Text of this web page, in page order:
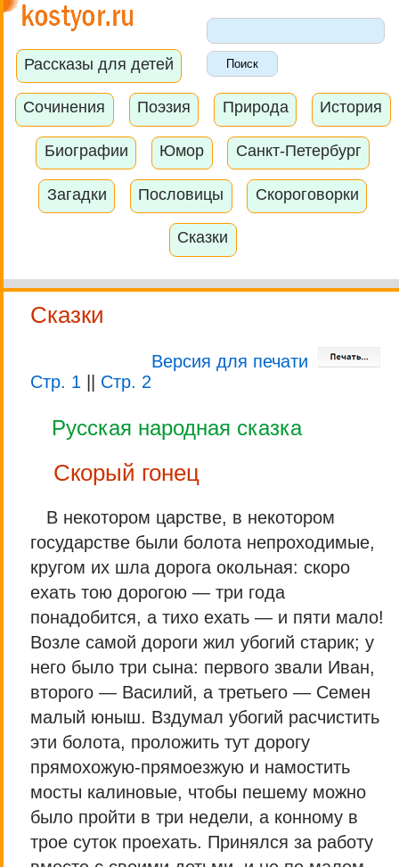
Рассказы для детей
Сочинения Поэзия Природа История
Биографии Юмор Санкт-Петербург
Загадки Пословицы Скороговорки
Сказки
Сказки
Версия для печати
Стр. 1
Стр. 2
Русская народная сказка
Скорый гонец
В некотором царстве, в некотором
государстве были болота непроходимые,
кругом их шла дорога окольная: скоро
ехать тою дорогою — три года
понадобится, а тихо ехать — и пяти мало!
Возле самой дороги жил убогий старик; у
него было три сына: первого звали Иван,
второго — Василий, а третьего — Семен
малый юныш. Вздумал убогий расчистить
эти болота, проложить тут дорогу
прямохожую-прямоезжую и намостить
мосты калиновые, чтобы пешему можно
было пройти в три недели, а конному в
трое суток проехать. Принялся за работу